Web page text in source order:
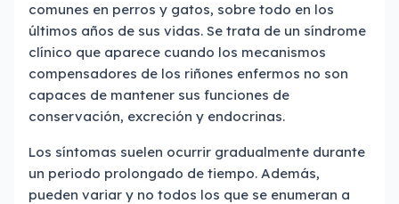
comunes en perros y gatos, sobre todo en los
últimos años de sus vidas. Se trata de un síndrome
clínico que aparece cuando los mecanismos
compensadores de los riñones enfermos no son
capaces de mantener sus funciones de
conservación, excreción y endocrinas.
Los síntomas suelen ocurrir gradualmente durante
un periodo prolongado de tiempo. Además,
pueden variar y no todos los que se enumeran a